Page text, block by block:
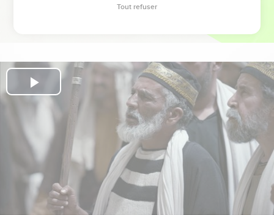
Play
Video
Tout refuser